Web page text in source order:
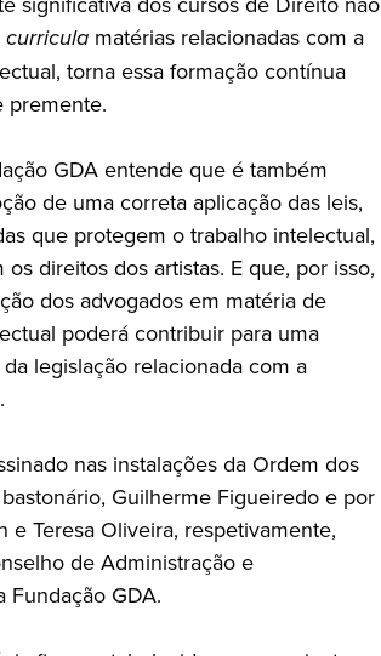
curricula matérias relacionadas com a
torna essa formação contínua
premente.
GDA entende que é também
de uma correta aplicação das leis,
que protegem o trabalho intelectual,
direitos dos artistas. E que, por isso,
dos advogados em matéria de
poderá contribuir para uma
legislação relacionada com a
nas instalações da Ordem dos
Guilherme Figueiredo e por
e Teresa Oliveira, respetivamente,
de Administração e
Fundação GDA.